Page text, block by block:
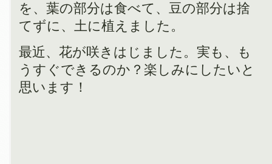
を、葉の部分は食べて、豆の部分は捨
てずに、土に植えました。
最近、花が咲きはじました。実も、も
うすぐできるのか？楽しみにしたいと
思います！